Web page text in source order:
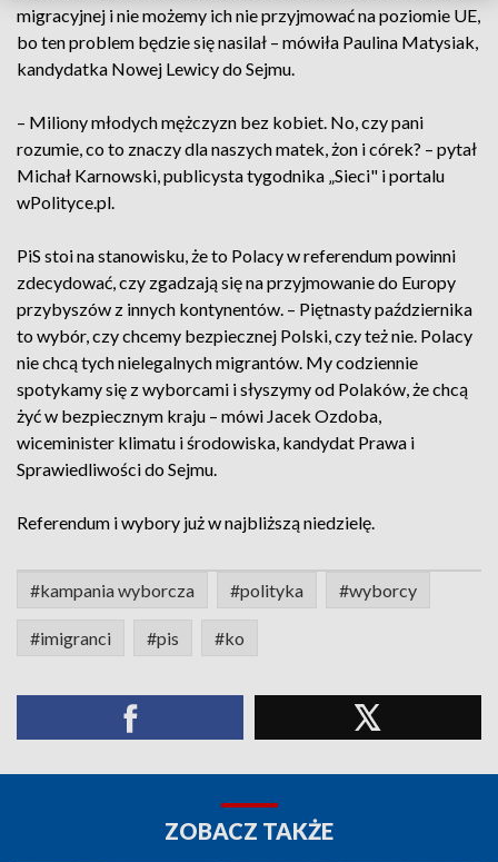
migracyjnej i nie możemy ich nie przyjmować na poziomie UE,
bo ten problem będzie się nasilał – mówiła Paulina Matysiak,
kandydatka Nowej Lewicy do Sejmu.
– Miliony młodych mężczyzn bez kobiet. No, czy pani
rozumie, co to znaczy dla naszych matek, żon i córek? – pytał
Michał Karnowski, publicysta tygodnika „Sieci" i portalu
wPolityce.pl.
PiS stoi na stanowisku, że to Polacy w referendum powinni
zdecydować, czy zgadzają się na przyjmowanie do Europy
przybyszów z innych kontynentów. – Piętnasty października
to wybór, czy chcemy bezpiecznej Polski, czy też nie. Polacy
nie chcą tych nielegalnych migrantów. My codziennie
spotykamy się z wyborcami i słyszymy od Polaków, że chcą
żyć w bezpiecznym kraju – mówi Jacek Ozdoba,
wiceminister klimatu i środowiska, kandydat Prawa i
Sprawiedliwości do Sejmu.
Referendum i wybory już w najbliższą niedzielę.
#kampania wyborcza #polityka #wyborcy
#imigranci #pis #ko
ZOBACZ TAKŻE